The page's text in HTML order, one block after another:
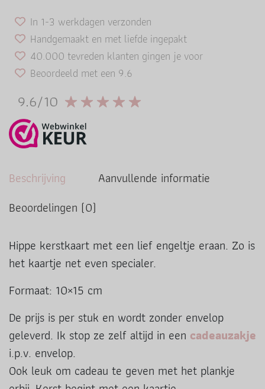
In 1-3 werkdagen verzonden
Handgemaakt en met liefde ingepakt
40.000 tevreden klanten gingen je voor
Beoordeeld met een 9.6
9.6/10
Beschrijving
Aanvullende informatie
Beoordelingen (0)
Hippe kerstkaart met een lief engeltje eraan. Zo is
het kaartje net even specialer.
Formaat: 10×15 cm
De prijs is per stuk en wordt zonder envelop
geleverd. Ik stop ze zelf altijd in een cadeauzakje
i.p.v. envelop.
Ook leuk om cadeau te geven met het plankje